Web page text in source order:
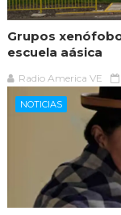
Grupos
escuela aásica
Radio America VE
NOTICIAS